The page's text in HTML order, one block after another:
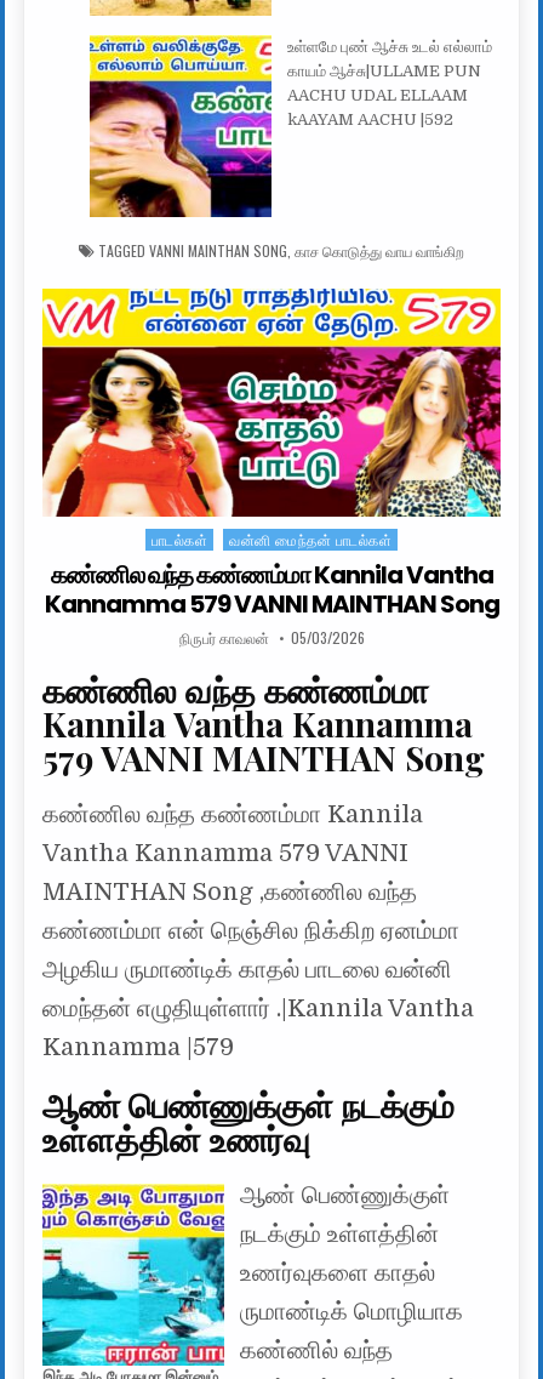
உள்ளமே புண் ஆச்சு உடல் எல்லாம்
காயம் ஆச்சு|ULLAME PUN
AACHU UDAL ELLAAM
kAAYAM AACHU |592
TAGGED VANNI MAINTHAN SONG காச கொடுத்து வாய வாங்கிற
Posted in
பாடல்கள் வன்னி மைந்தன் பாடல்கள்
கண்ணில வந்த கண்ணம்மா Kannila Vantha
Kannamma 579 VANNI MAINTHAN Song
AUTHOR:
நிருபர் காவலன் PUBLISHED DATE:
05/03/2026
கண்ணில வந்த கண்ணம்மா
Kannila Vantha Kannamma
579 VANNI MAINTHAN Song
கண்ணில வந்த கண்ணம்மா Kannila
Vantha Kannamma 579 VANNI
MAINTHAN Song ,கண்ணில வந்த
கண்ணம்மா என் நெஞ்சில நிக்கிற ஏனம்மா
அழகிய ருமாண்டிக் காதல் பாடலை வன்னி
மைந்தன் எழுதியுள்ளார் .|Kannila Vantha
Kannamma |579
ஆண் பெண்ணுக்குள் நடக்கும்
உள்ளத்தின் உணர்வு
ஆண் பெண்ணுக்குள்
நடக்கும் உள்ளத்தின்
உணர்வுகளை காதல்
ருமாண்டிக் மொழியாக
கண்ணில் வந்த